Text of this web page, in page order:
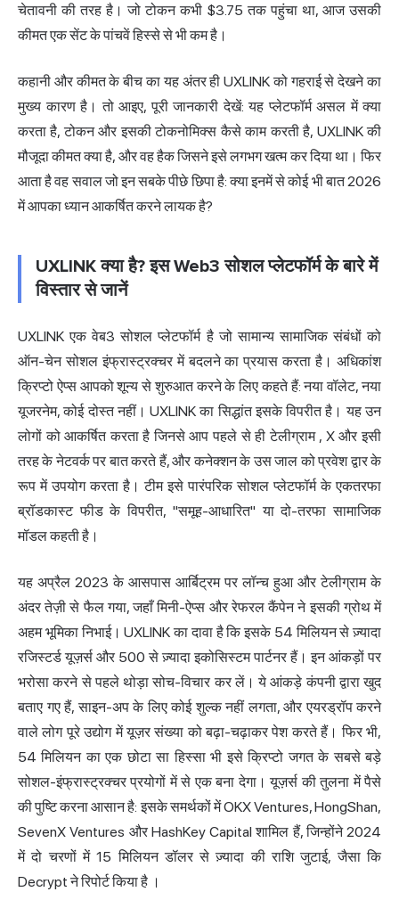
चेतावनी की तरह है। जो टोकन कभी $3.75 तक पहुंचा था, आज उसकी
कीमत एक सेंट के पांचवें हिस्से से भी कम है।
कहानी और कीमत के बीच का यह अंतर ही UXLINK को गहराई से देखने का
मुख्य कारण है। तो आइए, पूरी जानकारी देखें: यह प्लेटफॉर्म असल में क्या
करता है, टोकन और इसकी टोकनोमिक्स कैसे काम करती है, UXLINK की
मौजूदा कीमत क्या है, और वह हैक जिसने इसे लगभग खत्म कर दिया था। फिर
आता है वह सवाल जो इन सबके पीछे छिपा है: क्या इनमें से कोई भी बात 2026
में आपका ध्यान आकर्षित करने लायक है?
UXLINK क्या है? इस Web3 सोशल प्लेटफॉर्म के बारे में
विस्तार से जानें
UXLINK एक वेब3 सोशल प्लेटफॉर्म है जो सामान्य सामाजिक संबंधों को
ऑन-चेन सोशल इंफ्रास्ट्रक्चर में बदलने का प्रयास करता है। अधिकांश
क्रिप्टो ऐप्स आपको शून्य से शुरुआत करने के लिए कहते हैं: नया वॉलेट, नया
यूजरनेम, कोई दोस्त नहीं। UXLINK का सिद्धांत इसके विपरीत है। यह उन
लोगों को आकर्षित करता है जिनसे आप पहले से हीटेलीग्राम, X और इसी
तरह के नेटवर्क पर बात करते हैं, और कनेक्शन के उस जाल को प्रवेश द्वार के
रूप में उपयोग करता है। टीम इसे पारंपरिक सोशल प्लेटफॉर्म के एकतरफा
ब्रॉडकास्ट फीड के विपरीत, "समूह-आधारित" या दो-तरफा सामाजिक
मॉडल कहती है।
यह अप्रैल 2023 के आसपास आर्बिट्रम पर लॉन्च हुआ और टेलीग्राम के
अंदर तेज़ी से फैल गया, जहाँ मिनी-ऐप्स और रेफरल कैंपेन ने इसकी ग्रोथ में
अहम भूमिका निभाई। UXLINK का दावा है कि इसके 54 मिलियन से ज़्यादा
रजिस्टर्ड यूज़र्स और 500 से ज़्यादा इकोसिस्टम पार्टनर हैं। इन आंकड़ों पर
भरोसा करने से पहले थोड़ा सोच-विचार कर लें। ये आंकड़े कंपनी द्वारा खुद
बताए गए हैं, साइन-अप के लिए कोई शुल्क नहीं लगता, और एयरड्रॉप करने
वाले लोग पूरे उद्योग में यूज़र संख्या को बढ़ा-चढ़ाकर पेश करते हैं। फिर भी,
54 मिलियन का एक छोटा सा हिस्सा भी इसे क्रिप्टो जगत के सबसे बड़े
सोशल-इंफ्रास्ट्रक्चर प्रयोगों में से एक बना देगा। यूज़र्स की तुलना में पैसे
की पुष्टि करना आसान है: इसके समर्थकों में OKX Ventures, HongShan,
SevenX Ventures और HashKey Capital शामिल हैं, जिन्होंने 2024
में दो चरणों में 15 मिलियन डॉलर से ज़्यादा की राशि जुटाई,जैसा कि
Decrypt ने रिपोर्ट किया है ।